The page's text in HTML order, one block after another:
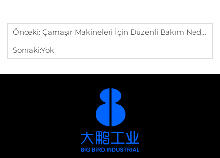
Önceki: Çamaşır Makineleri İçin Düzenli Bakım Neden Önemlidir?
Sonraki:Yok